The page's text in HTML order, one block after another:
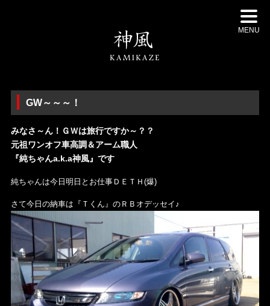
MENU
GW～～～！
みなさ～ん！ＧＷは旅行ですか～？？
元祖ワンオフ車高調＆アーム職人
『純ちゃんa.k.a神風』です
純ちゃんは今日明日とお仕事ＤＥＴＨ(爆)
さて今日の納車は『Ｔくん』のＲＢオデッセイ♪